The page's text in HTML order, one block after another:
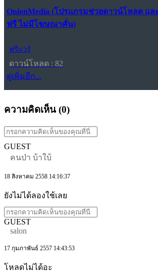
OnionMedia (โปรแกรมช่วยดาวน์โหลด แล
ฟรี ไม่มีโฆษณาคั่น)
ฟรีแวร์
ดาวน์โหลด : 82
ดูเพิ่มอีก...
ความคิดเห็น (0)
GUEST
คนป่า บ้าใบ้
18 สิงหาคม 2558 14:16:37
ยังไม่ได้ลองใช้เลย
GUEST
salon
17 กุมภาพันธ์ 2557 14:43:53
โหลดไม่ได้อะ